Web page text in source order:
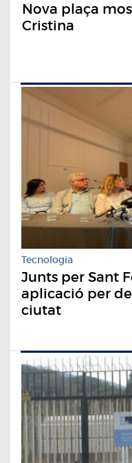
Nova plaça
Cristina
Tecnologia
Junts per Sant
aplicació per
ciutat